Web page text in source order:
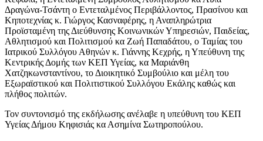
Δραγώνα-Τσάντη ο Εντεταλμένος Περιβάλλοντος, Πρασίνου και
Κηποτεχνίας κ. Γιώργος Κασναφέρης, η Αναπληρώτρια
Προϊσταμένη της Διεύθυνσης Κοινωνικών Υπηρεσιών, Παιδείας,
Αθλητισμού και Πολιτισμού κα Ζωή Παπαδάτου, ο Ταμίας του
Ιατρικού Συλλόγου Αθηνών κ. Γιάννης Κεχρής, η Υπεύθυνη της
Κεντρικής Δομής των ΚΕΠ Υγείας, κα Μαριάνθη
Χατζηκωνσταντίνου, το Διοικητικό Συμβούλιο και μέλη του
Εξωραϊστικού και Πολιτιστικού Συλλόγου Εκάλης καθώς και
πλήθος πολιτών.
Τον συντονισμό της εκδήλωσης ανέλαβε η υπεύθυνη του ΚΕΠ
Υγείας Δήμου Κηφισιάς κα Ασημίνα Σωτηροπούλου.